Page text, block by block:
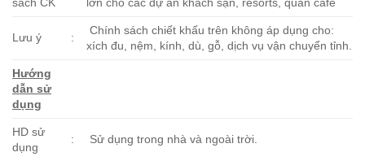
sách CK
lớn cho các dự án khách sạn, resorts, quán cafe
Lưu ý :
Chính sách chiết khấu trên không áp dụng cho:
xích đu, nệm, kính, dù, gỗ, dịch vụ vận chuyển tỉnh.
Hướng
dẫn sử
dụng
HD sử
dụng
: Sử dụng trong nhà và ngoài trời.